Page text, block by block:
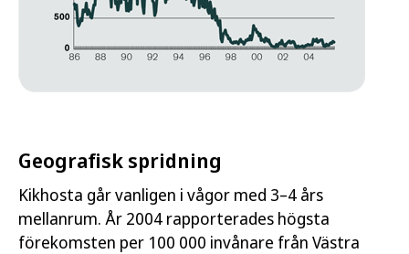
Geografisk spridning
Kikhosta går vanligen i vågor med 3–4 års
mellanrum. År 2004 rapporterades högsta
förekomsten per 100 000 invånare från Västra